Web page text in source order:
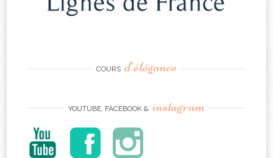
COURS d’élégance
YOUTUBE, FACEBOOK & instagram